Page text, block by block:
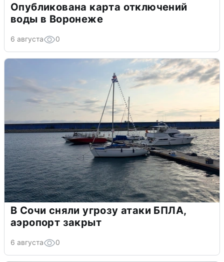
Опубликована карта отключений
воды в Воронеже
6 августа 0
В Сочи сняли угрозу атаки БПЛА,
аэропорт закрыт
6 августа 0